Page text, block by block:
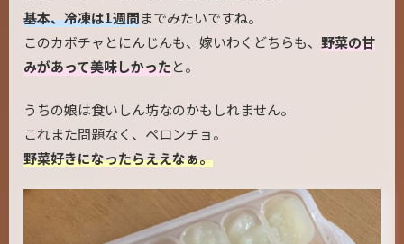
基本、冷凍は1週間までみたいですね。
このカボチャとにんじんも、嫁いわくどちらも、 野菜の甘
みがあって美味しかったと。
うちの娘は食いしん坊なのかもしれません。
これまた問題なく、ペロンチョ。
野菜好きになったらええなぁ。